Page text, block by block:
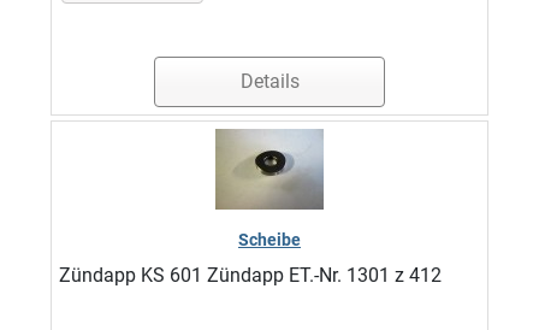
Details
Scheibe
Zündapp KS 601 Zündapp ET.-Nr. 1301 z 412